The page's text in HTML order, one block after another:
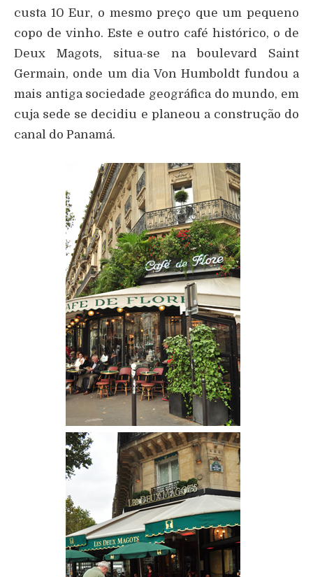
custa 10 Eur, o mesmo preço que um pequeno
copo de vinho. Este e outro café histórico, o de
Deux Magots, situa-se na boulevard Saint
Germain, onde um dia Von Humboldt fundou a
mais antiga sociedade geográfica do mundo, em
cuja sede se decidiu e planeou a construção do
canal do Panamá.